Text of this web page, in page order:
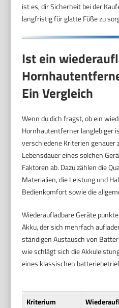
ist es, dir Sicherheit bei der
langfristig für glatte Füße zu
Ist ein
Ein Vergleich
Wenn du dich fragst, ob ein
Hornhautentferner langlebiger
verschiedene Kriterien genauer
Lebensdauer eines solchen
Faktoren ab. Dazu zählen die
Materialien, die Leistung und
Bedienkomfort sowie die
Wiederaufladbare Geräte
Akku, der sich mehrfach
ständigen Austausch von
wie schlägt sich die
eines klassischen
Kriterium